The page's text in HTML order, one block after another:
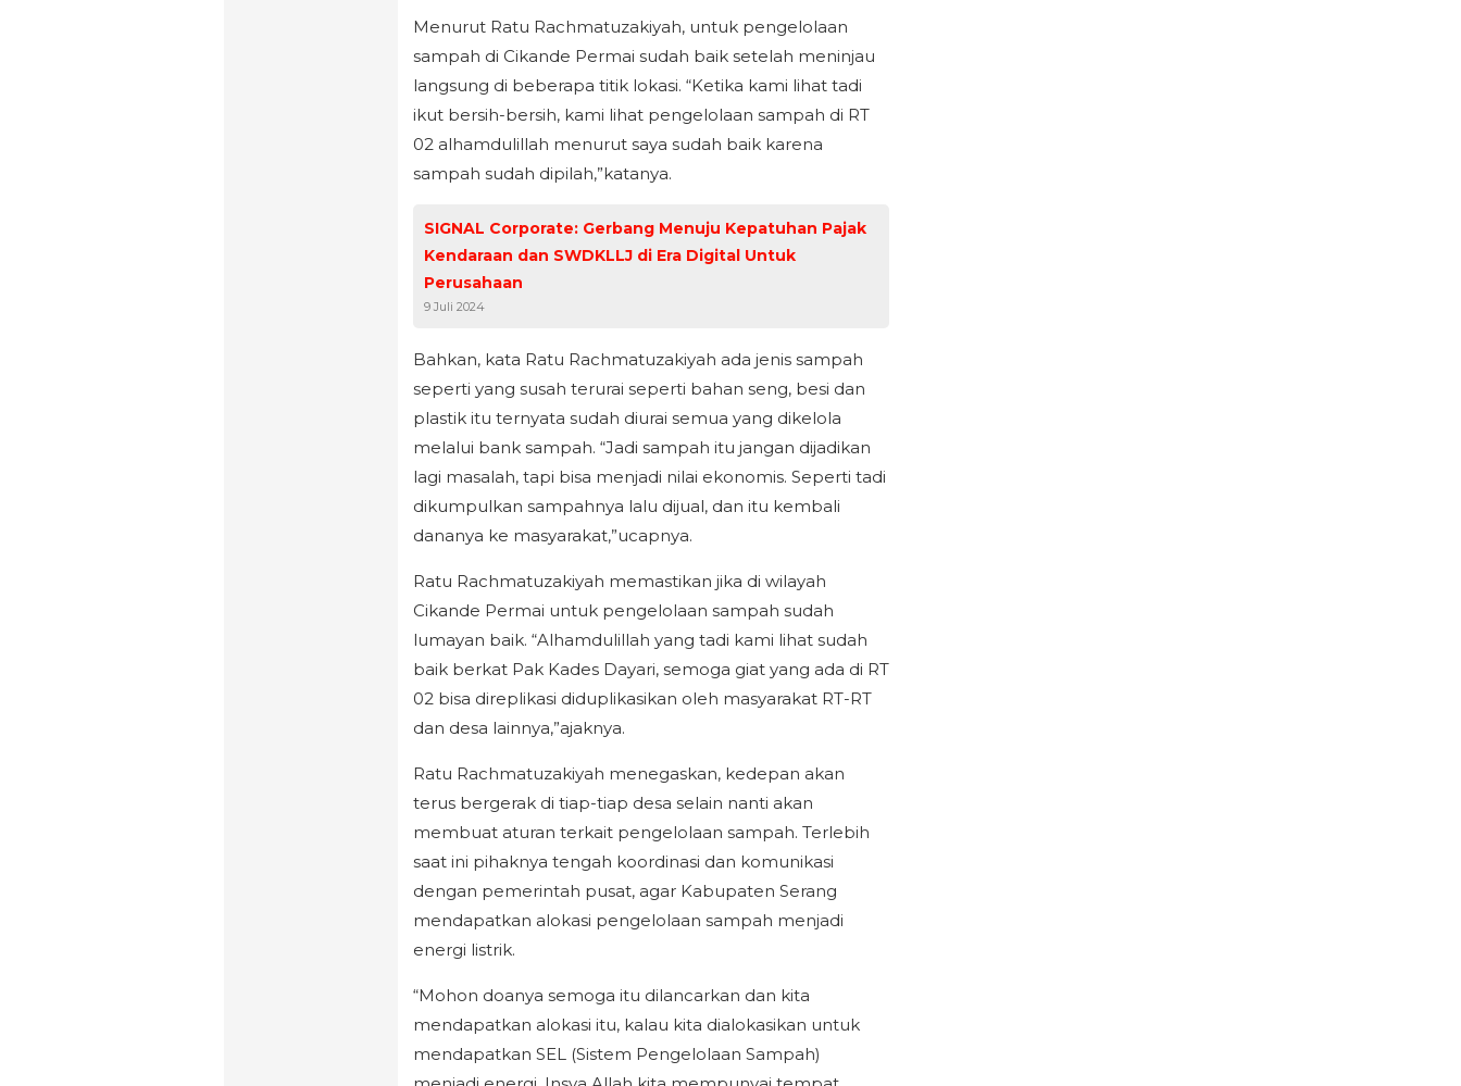
Menurut Ratu Rachmatuzakiyah, untuk pengelolaan
sampah di Cikande Permai sudah baik setelah meninjau
langsung di beberapa titik lokasi. “Ketika kami lihat tadi
ikut bersih-bersih, kami lihat pengelolaan sampah di RT
02 alhamdulillah menurut saya sudah baik karena
sampah sudah dipilah,”katanya.
SIGNAL Corporate: Gerbang Menuju Kepatuhan Pajak
Kendaraan dan SWDKLLJ di Era Digital Untuk
Perusahaan
9 Juli 2024
Bahkan, kata Ratu Rachmatuzakiyah ada jenis sampah
seperti yang susah terurai seperti bahan seng, besi dan
plastik itu ternyata sudah diurai semua yang dikelola
melalui bank sampah. “Jadi sampah itu jangan dijadikan
lagi masalah, tapi bisa menjadi nilai ekonomis. Seperti tadi
dikumpulkan sampahnya lalu dijual, dan itu kembali
dananya ke masyarakat,”ucapnya.
Ratu Rachmatuzakiyah memastikan jika di wilayah
Cikande Permai untuk pengelolaan sampah sudah
lumayan baik. “Alhamdulillah yang tadi kami lihat sudah
baik berkat Pak Kades Dayari, semoga giat yang ada di RT
02 bisa direplikasi diduplikasikan oleh masyarakat RT-RT
dan desa lainnya,”ajaknya.
Ratu Rachmatuzakiyah menegaskan, kedepan akan
terus bergerak di tiap-tiap desa selain nanti akan
membuat aturan terkait pengelolaan sampah. Terlebih
saat ini pihaknya tengah koordinasi dan komunikasi
dengan pemerintah pusat, agar Kabupaten Serang
mendapatkan alokasi pengelolaan sampah menjadi
energi listrik.
“Mohon doanya semoga itu dilancarkan dan kita
mendapatkan alokasi itu, kalau kita dialokasikan untuk
mendapatkan SEL (Sistem Pengelolaan Sampah)